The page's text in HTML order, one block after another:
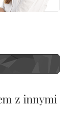
z innymi